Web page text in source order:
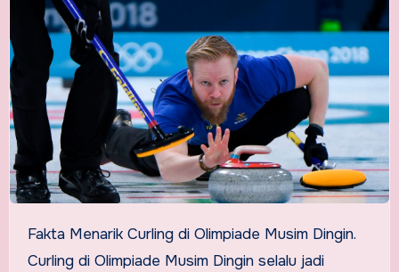
Fakta Menarik Curling di Olimpiade Musim Dingin.
Curling di Olimpiade Musim Dingin selalu jadi